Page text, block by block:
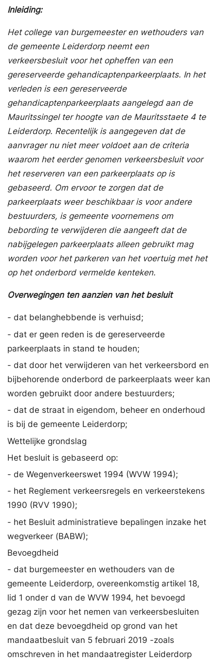
Inleiding:
Het college van burgemeester en wethouders van
de gemeente Leiderdorp neemt een
verkeersbesluit voor het opheffen van een
gereserveerde gehandicaptenparkeerplaats. In het
verleden is een gereserveerde
gehandicaptenparkeerplaats aangelegd aan de
Mauritssingel ter hoogte van de Mauritsstaete 4 te
Leiderdorp. Recentelijk is aangegeven dat de
aanvrager nu niet meer voldoet aan de criteria
waarom het eerder genomen verkeersbesluit voor
het reserveren van een parkeerplaats op is
gebaseerd. Om ervoor te zorgen dat de
parkeerplaats weer beschikbaar is voor andere
bestuurders, is gemeente voornemens om
bebording te verwijderen die aangeeft dat de
nabijgelegen parkeerplaats alleen gebruikt mag
worden voor het parkeren van het voertuig met het
op het onderbord vermelde kenteken.
Overwegingen ten aanzien van het besluit
- dat belanghebbende is verhuisd;
- dat er geen reden is de gereserveerde
parkeerplaats in stand te houden;
- dat door het verwijderen van het verkeersbord en
bijbehorende onderbord de parkeerplaats weer kan
worden gebruikt door andere bestuurders;
- dat de straat in eigendom, beheer en onderhoud
is bij de gemeente Leiderdorp;
Wettelijke grondslag
Het besluit is gebaseerd op:
- de Wegenverkeerswet 1994 (WVW 1994);
- het Reglement verkeersregels en verkeerstekens
1990 (RVV 1990);
- het Besluit administratieve bepalingen inzake het
wegverkeer (BABW);
Bevoegdheid
- dat burgemeester en wethouders van de
gemeente Leiderdorp, overeenkomstig artikel 18,
lid 1 onder d van de WVW 1994, het bevoegd
gezag zijn voor het nemen van verkeersbesluiten
en dat deze bevoegdheid op grond van het
mandaatbesluit van 5 februari 2019 -zoals
omschreven in het mandaatregister Leiderdorp